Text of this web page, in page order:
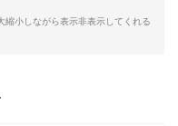
小しながら表示非表示してくれる